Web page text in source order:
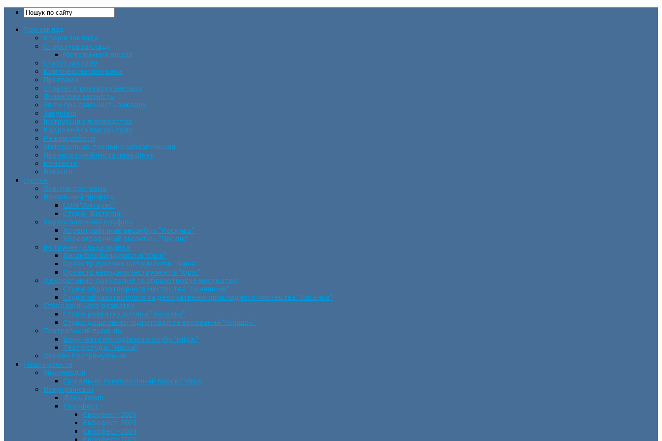
Про заклад
Історія закладу
Структура закладу
Методичний відділ
Статут закладу
Комплексна програма
Програми
Стратегія розвитку закладу
Фінансова звітність
Звіти про діяльність закладу
Закупівлі
Інструкція з діловодства
Кадровий склад закладу
Режим роботи
Матеріально-технічне забезпечення
Правила прийому та поведінки
Контакти
Вакансії
Гуртки
Освітня програма
Вокальний профіль
СВМ “Антарес”
Студія “Вікторія”
Хореографічний профіль
Хореографічний ансамбль “Росинка”
Хореографічний ансамбль “Час пік”
Інструментальна музика
Ансамбль бандуристів “Орія”
Оркестр духових інструментів “Зміна”
Оркестр народних інструментів “Орія”
Декоративно-прикладне та образотворче мистецтво
Cтудія образотворчого мистецтва “Соняшник”
Студія образотворчого та декоративно-прикладного мистецтва “Писанка”
Студії раннього розвитку
Студія розвитку дитини “Веселка”
Студія дошкільної підготовки та виховання “Горішок”
Театральний профіль
Шоу-театр молодіжного клубу “Імідж”
Театр-студія “Маска”
Основи програмування
Наші проєкти
Міжнародні
Соціально-психологічний проєкт VeLa
Всеукраїнські
День Землі
Єврофест
Єврофест-2026
Єврофест-2025
Єврофест-2024
Єврофест-2023